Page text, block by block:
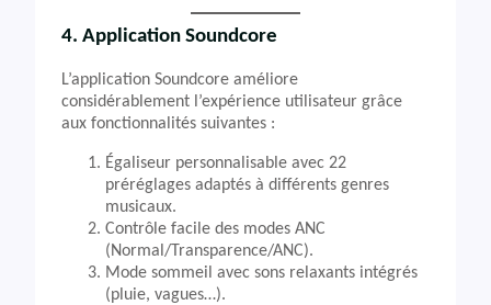
4. Application Soundcore
L’application Soundcore améliore
considérablement l’expérience utilisateur grâce
aux fonctionnalités suivantes :
Égaliseur personnalisable avec 22
préréglages adaptés à différents genres
musicaux.
Contrôle facile des modes ANC
(Normal/Transparence/ANC).
Mode sommeil avec sons relaxants intégrés
(pluie, vagues…).